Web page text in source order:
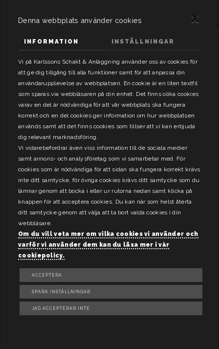
x
Denna webbplats använder cookies
INFORMATION INSTÄLLNINGAR
Vi på Karlssons Schakt & Anläggning använder oss av cookies för
att ge dig tillgång till alla funktioner samt för att anpassa din
användarupplevelse av webbplatsen. En cookie är en liten textfil
som sparas via webbläsaren på din enhet. Det finns olika cookies
varav en del är nödvändiga för att vår webbplats ska fungera
korrekt och en del cookies ger information om hur webbplatsen
används samt att det finns cookies som tillser att vi kan erbjuda
dig relevant marknadsföring.
Vi vidarebefordrar även viss information till de sociala medier
samt annons- och analysföretag som vi samarbetar med. För
cookies som är nödvändiga för att sidan ska fungera korrekt krävs
inte ditt samtycke, för övriga cookies krävs ditt samtycke som du
lämnar genom att bocka i eller ur rutorna nedan samt klicka på
knappen för att acceptera cookies. Du kan när som helst återta
ditt samtycke genom att välja att ta bort valda cookies i din
webbläsare.
Om du vill veta mer om vilka cookies vi använder och
varför vi använder dem kan du läsa mer i vår
cookiepolicy.
JAG ACCEPTERAR INTE
SPARA INSTÄLLNINGAR
ACCEPTERA